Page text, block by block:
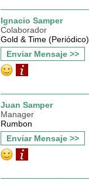
Ignacio Samper
Colaborador
Gold & Time (Periódico)
Enviar Mensaje >>
Juan Samper
Manager
Rumbon
Enviar Mensaje >>